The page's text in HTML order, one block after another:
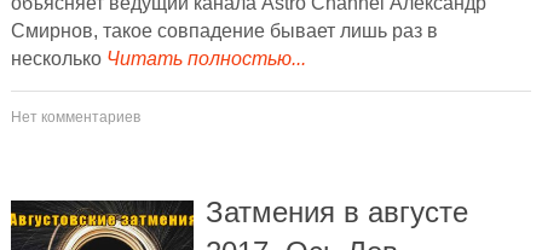
Смирнов, такое совпадение бывает лишь раз в
несколько Читать полностью...
Нет комментариев
Затмения в августе